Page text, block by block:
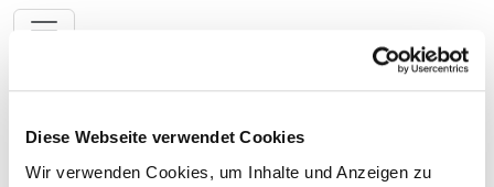
Diese Webseite verwendet Cookies
Wir verwenden Cookies, um Inhalte und Anzeigen zu
Toggle navigation